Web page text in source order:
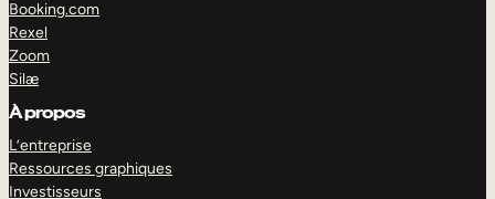
Booking.com
Rexel
Zoom
Silæ
À propos
L’entreprise
Ressources graphiques
Investisseurs